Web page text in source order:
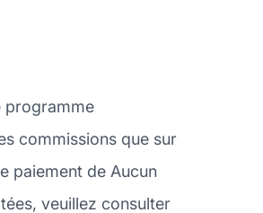
programme
commissions que sur
paiement de Aucun
veuillez consulter